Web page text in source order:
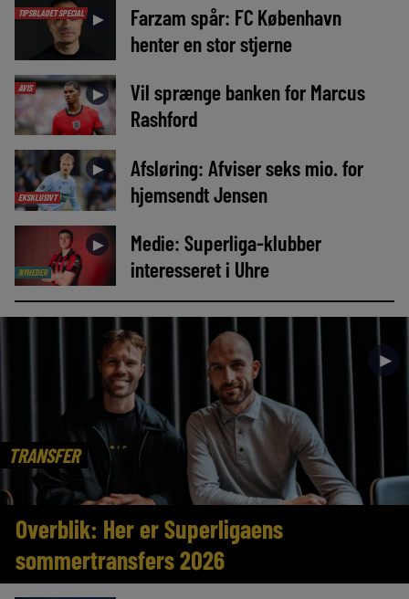
TIPSBLADET SPECIAL ►
Farzam spår: FC København
henter en stor stjerne
AVIS ►
Vil sprænge banken for Marcus
Rashford
EKSKLUSIVT
►
Afsløring: Afviser seks mio. for
hjemsendt Jensen
NYHEDER
►
Medie: Superliga-klubber
interesseret i Uhre
TRANSFER
►
Overblik: Her er Superligaens
sommertransfers 2026